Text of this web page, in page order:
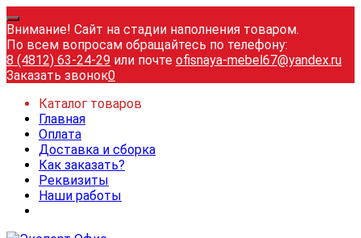
Внимание! Сайт на стадии наполнения товаром.
По всем вопросам обращайтесь по телефону:
8 (4812) 63-24-29 или почте ofisnaya-mebel67@yandex.ru
Заказать звонок0
Каталог товаров
Главная
Оплата
Доставка и сборка
Как заказать?
Реквизиты
Наши работы